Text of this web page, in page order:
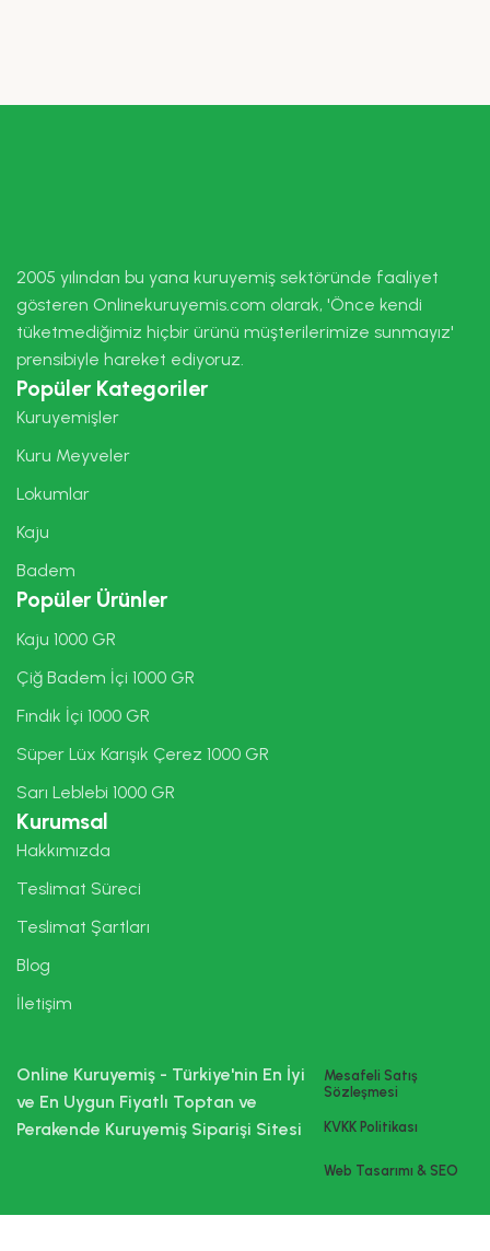
2005 yılından bu yana kuruyemiş sektöründe faaliyet
gösteren Onlinekuruyemis.com olarak, 'Önce kendi
tüketmediğimiz hiçbir ürünü müşterilerimize sunmayız'
prensibiyle hareket ediyoruz.
Popüler Kategoriler
Kuruyemişler
Kuru Meyveler
Lokumlar
Kaju
Badem
Popüler Ürünler
Kaju 1000 GR
Çiğ Badem İçi 1000 GR
Fındık İçi 1000 GR
Süper Lüx Karışık Çerez 1000 GR
Sarı Leblebi 1000 GR
Kurumsal
Hakkımızda
Teslimat Süreci
Teslimat Şartları
Blog
İletişim
Online Kuruyemiş - Türkiye'nin En İyi
ve En Uygun Fiyatlı Toptan ve
Perakende Kuruyemiş Siparişi Sitesi
Mesafeli Satış
Sözleşmesi
KVKK Politikası
Web Tasarımı & SEO